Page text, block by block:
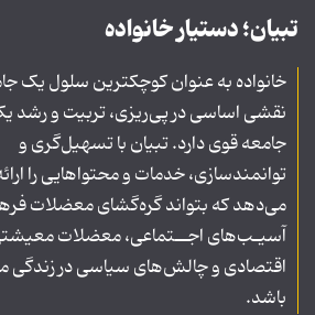
تبیان؛ دستیار خانواده
خانواده به عنوان کوچکترین سلول یک
نقشی اساسی در پی‌ریزی، تربیت و رشد
جامعه قوی دارد. تبیان با تسهیل‌گری و
توانمندسازی، خدمات و محتواهایی را
می‌دهد که بتواند گره‌گشای معضلات
آسیـب‌های اجــتماعی، معضلات
اقتصادی و چالش‌های سیاسی در زندگی
باشد.